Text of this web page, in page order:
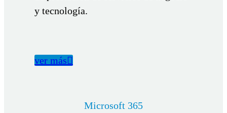
y tecnología.
ver más
Microsoft 365